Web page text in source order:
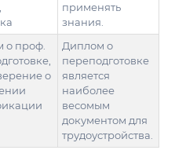
применять
знания.
о проф.
о
Диплом о
переподготовке
является
наиболее
весомым
документом для
трудоустройства.